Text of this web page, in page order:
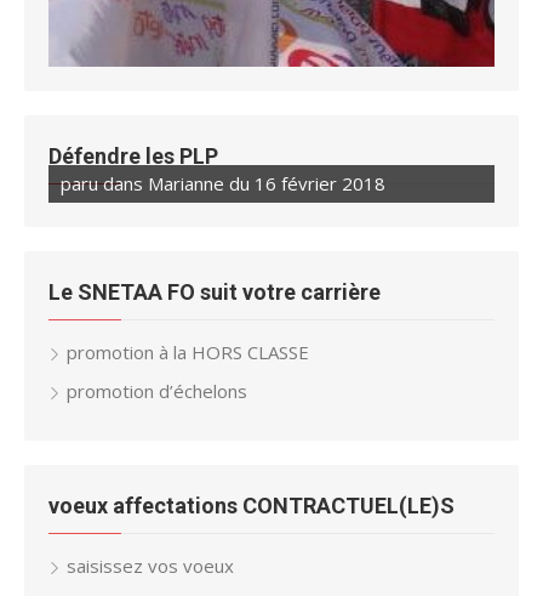
Défendre les PLP
paru dans Marianne du 16 février 2018
paru dans Marianne du 23 février 2018
Le SNETAA FO suit votre carrière
promotion à la HORS CLASSE
promotion d’échelons
voeux affectations CONTRACTUEL(LE)S
saisissez vos voeux